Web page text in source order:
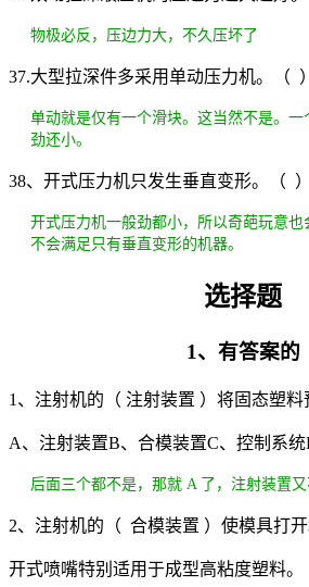
物极必反，压边力大，不久压坏了
37.大型拉深件多采用单动压力机。（ ）
单动就是仅有一个滑块。这当然不是。一
劲还小。
38、开式压力机只发生垂直变形。（ ）
开式压力机一般劲都小，所以奇葩玩意也
不会满足只有垂直变形的机器。
选择题
1、有答案的
1、注射机的（ 注射装置 ）将固态塑料
A、注射装置B、合模装置C、控制系
后面三个都不是，那就 A 了，注射装置又
2、注射机的（ 合模装置 ）使模具打开
开式喷嘴特别适用于成型高粘度塑料。